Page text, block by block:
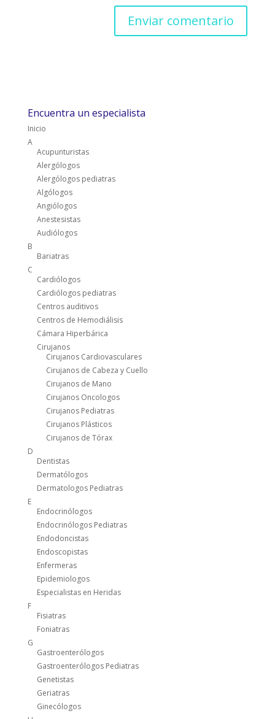
Encuentra un especialista
Inicio
A
Acupunturistas
Alergólogos
Alergólogos pediatras
Algólogos
Angiólogos
Anestesistas
Audiólogos
B
Bariatras
C
Cardiólogos
Cardiólogos pediatras
Centros auditivos
Centros de Hemodiálisis
Cámara Hiperbárica
Cirujanos
Cirujanos Cardiovasculares
Cirujanos de Cabeza y Cuello
Cirujanos de Mano
Cirujanos Oncologos
Cirujanos Pediatras
Cirujanos Plásticos
Cirujanos de Tórax
D
Dentistas
Dermatólogos
Dermatologos Pediatras
E
Endocrinólogos
Endocrinólogos Pediatras
Endodoncistas
Endoscopistas
Enfermeras
Epidemiologos
Especialistas en Heridas
F
Fisiatras
Foniatras
G
Gastroenterólogos
Gastroenterólogos Pediatras
Genetistas
Geriatras
Ginecólogos